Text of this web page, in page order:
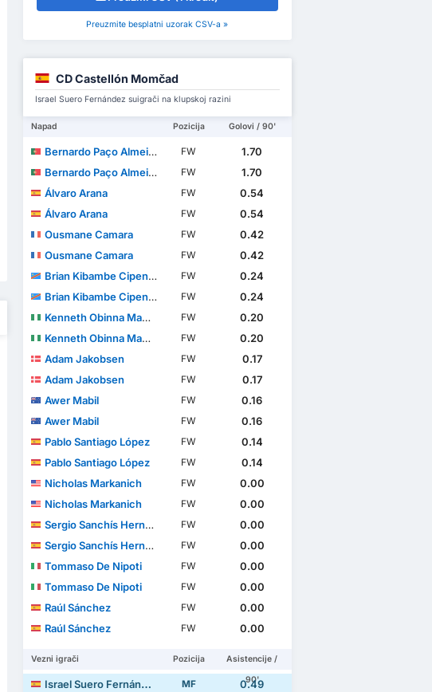
Preuzmite besplatni uzorak CSV-a »
CD Castellón Momčad
Israel Suero Fernández suigrači na klupskoj razini
Napad Pozicija Golovi / 90'
Bernardo Paço Almeida Queirós Rodrigues FW
1.70
Bernardo Paço Almeida Queirós Rodrigues
FW
1.70
Álvaro Arana
FW
0.54
Álvaro Arana
FW
0.54
Ousmane Camara
FW
0.42
Ousmane Camara
FW
0.42
Brian Kibambe Cipenga
FW
0.24
Brian Kibambe Cipenga
FW
0.24
Kenneth Obinna Mamah
FW
0.20
Kenneth Obinna Mamah
FW
0.20
Adam Jakobsen
FW
0.17
Adam Jakobsen
FW
0.17
Awer Mabil
FW
0.16
Awer Mabil
FW
0.16
Pablo Santiago López
FW
0.14
Pablo Santiago López
FW
0.14
Nicholas Markanich
FW
0.00
Nicholas Markanich
FW
0.00
Sergio Sanchís Hernández
FW
0.00
Sergio Sanchís Hernández
FW
0.00
Tommaso De Nipoti
FW
0.00
Tommaso De Nipoti
FW
0.00
Raúl Sánchez
FW
0.00
Raúl Sánchez
FW 0.00
Vezni igrači Pozicija
Asistencije /
90'
Israel Suero Fernández MF
0.49